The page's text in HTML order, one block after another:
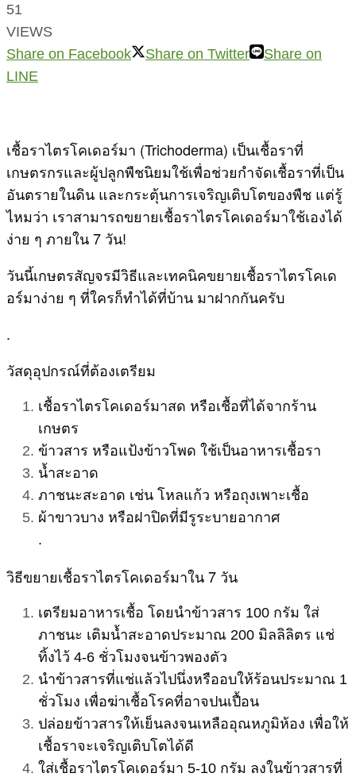
51
VIEWS
Share on Facebook
Share on Twitter
Share on
LINE
เชื้อราไตรโคเดอร์มา (Trichoderma) เป็นเชื้อราที่
เกษตรกรและผู้ปลูกพืชนิยมใช้เพื่อช่วยกำจัดเชื้อราที่เป็น
อันตรายในดิน และกระตุ้นการเจริญเติบโตของพืช แต่รู้
ไหมว่า เราสามารถขยายเชื้อราไตรโคเดอร์มาใช้เองได้
ง่าย ๆ ภายใน 7 วัน!
วันนี้เกษตรสัญจรมีวิธีและเทคนิคขยายเชื้อราไตรโคเด
อร์มาง่าย ๆ ที่ใครก็ทำได้ที่บ้าน มาฝากกันครับ
.
วัสดุอุปกรณ์ที่ต้องเตรียม
เชื้อราไตรโคเดอร์มาสด หรือเชื้อที่ได้จากร้าน
เกษตร
ข้าวสาร หรือแป้งข้าวโพด ใช้เป็นอาหารเชื้อรา
น้ำสะอาด
ภาชนะสะอาด เช่น โหลแก้ว หรือถุงเพาะเชื้อ
ผ้าขาวบาง หรือฝาปิดที่มีรูระบายอากาศ
.
วิธีขยายเชื้อราไตรโคเดอร์มาใน 7 วัน
เตรียมอาหารเชื้อ โดยนำข้าวสาร 100 กรัม ใส่
ภาชนะ เติมน้ำสะอาดประมาณ 200 มิลลิลิตร แช่
ทิ้งไว้ 4-6 ชั่วโมงจนข้าวพองตัว
นำข้าวสารที่แช่แล้วไปนึ่งหรืออบให้ร้อนประมาณ 1
ชั่วโมง เพื่อฆ่าเชื้อโรคที่อาจปนเปื้อน
ปล่อยข้าวสารให้เย็นลงจนเหลืออุณหภูมิห้อง เพื่อให้
เชื้อราจะเจริญเติบโตได้ดี
ใส่เชื้อราไตรโคเดอร์มา 5-10 กรัม ลงในข้าวสารที่